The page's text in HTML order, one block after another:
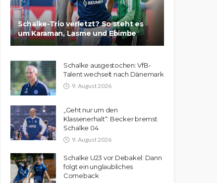
Schalke-Trio verletzt? So steht es
um Karaman, Lasme und Ebimbe
Schalke ausgestochen: VfB-
Talent wechselt nach Dänemark
9. August 2026
„Geht nur um den
Klassenerhalt“: Becker bremst
Schalke 04
9. August 2026
Schalke U23 vor Debakel: Dann
folgt ein unglaubliches
Comeback